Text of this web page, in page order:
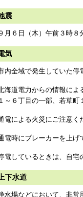
震
月６日（木）午前３時８
気
内全域で発生していた停
海道電力からの情報によ
～６丁目の一部、若草町
電による火災にご注意く
電時にブレーカーを上げ
電しているときは、自宅
下水道
水場などにおいて、非常